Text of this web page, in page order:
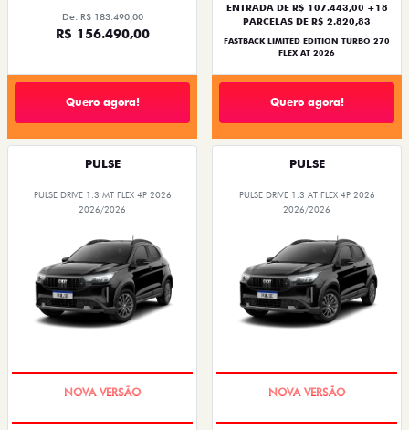
De: R$ 183.490,00
R$ 156.490,00
Quero agora!
ENTRADA DE R$ 107.443,00 +18
PARCELAS DE R$ 2.820,83
FASTBACK LIMITED EDITION TURBO 270
FLEX AT 2026
Quero agora!
PULSE
PULSE DRIVE 1.3 MT FLEX 4P 2026
2026/2026
PULSE
PULSE DRIVE 1.3 AT FLEX 4P 2026
2026/2026